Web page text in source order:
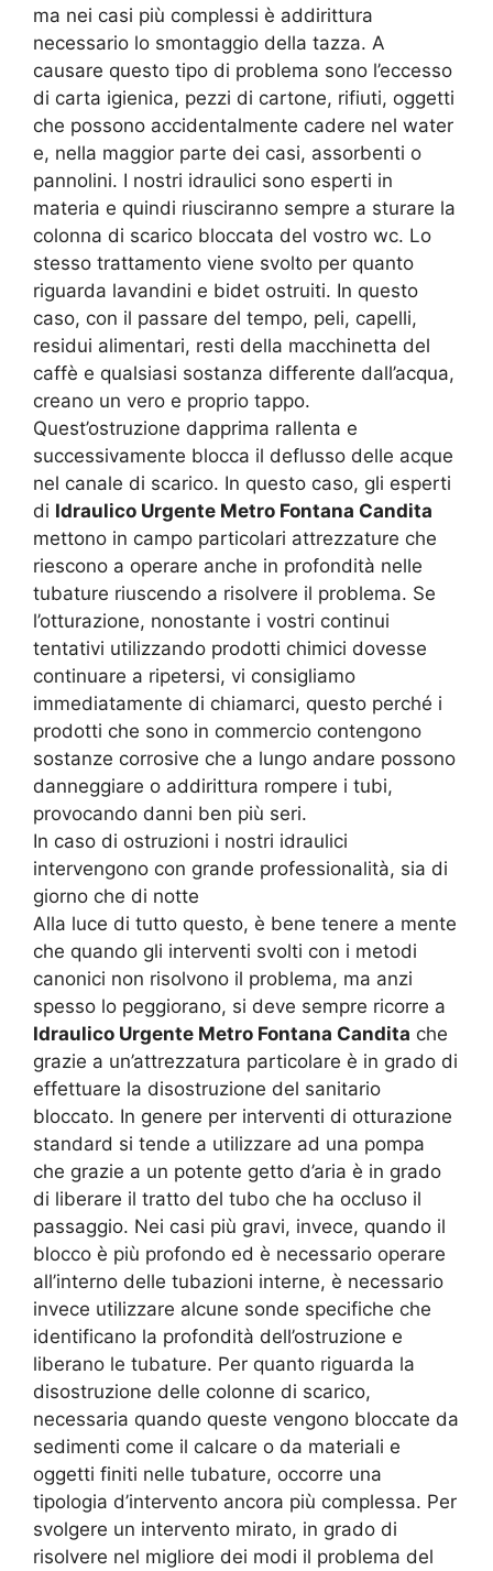
ma nei casi più complessi è addirittura
necessario lo smontaggio della tazza. A
causare questo tipo di problema sono l’eccesso
di carta igienica, pezzi di cartone, rifiuti, oggetti
che possono accidentalmente cadere nel water
e, nella maggior parte dei casi, assorbenti o
pannolini. I nostri idraulici sono esperti in
materia e quindi riusciranno sempre a sturare la
colonna di scarico bloccata del vostro wc. Lo
stesso trattamento viene svolto per quanto
riguarda lavandini e bidet ostruiti. In questo
caso, con il passare del tempo, peli, capelli,
residui alimentari, resti della macchinetta del
caffè e qualsiasi sostanza differente dall’acqua,
creano un vero e proprio tappo.
Quest’ostruzione dapprima rallenta e
successivamente blocca il deflusso delle acque
nel canale di scarico. In questo caso, gli esperti
di Idraulico Urgente Metro Fontana Candita
mettono in campo particolari attrezzature che
riescono a operare anche in profondità nelle
tubature riuscendo a risolvere il problema. Se
l’otturazione, nonostante i vostri continui
tentativi utilizzando prodotti chimici dovesse
continuare a ripetersi, vi consigliamo
immediatamente di chiamarci, questo perché i
prodotti che sono in commercio contengono
sostanze corrosive che a lungo andare possono
danneggiare o addirittura rompere i tubi,
provocando danni ben più seri.
In caso di ostruzioni i nostri idraulici
intervengono con grande professionalità, sia di
giorno che di notte
Alla luce di tutto questo, è bene tenere a mente
che quando gli interventi svolti con i metodi
canonici non risolvono il problema, ma anzi
spesso lo peggiorano, si deve sempre ricorre a
Idraulico Urgente Metro Fontana Candita che
grazie a un’attrezzatura particolare è in grado di
effettuare la disostruzione del sanitario
bloccato. In genere per interventi di otturazione
standard si tende a utilizzare ad una pompa
che grazie a un potente getto d’aria è in grado
di liberare il tratto del tubo che ha occluso il
passaggio. Nei casi più gravi, invece, quando il
blocco è più profondo ed è necessario operare
all’interno delle tubazioni interne, è necessario
invece utilizzare alcune sonde specifiche che
identificano la profondità dell’ostruzione e
liberano le tubature. Per quanto riguarda la
disostruzione delle colonne di scarico,
necessaria quando queste vengono bloccate da
sedimenti come il calcare o da materiali e
oggetti finiti nelle tubature, occorre una
tipologia d’intervento ancora più complessa. Per
svolgere un intervento mirato, in grado di
risolvere nel migliore dei modi il problema del